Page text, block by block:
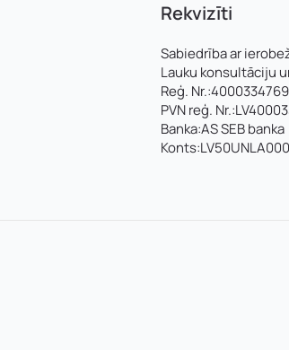
Rekvizīti
Sabiedrība ar
Lauku konsultāciju
Reģ.
PVN reģ.
Banka:AS SEB banka